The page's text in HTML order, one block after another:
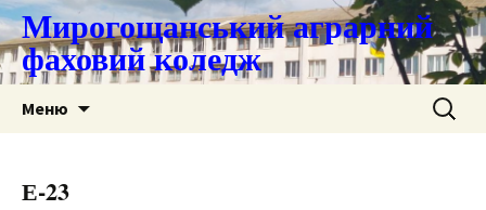
Мирогощанський аграрний
фаховий коледж
Меню Пошук:
Е-23